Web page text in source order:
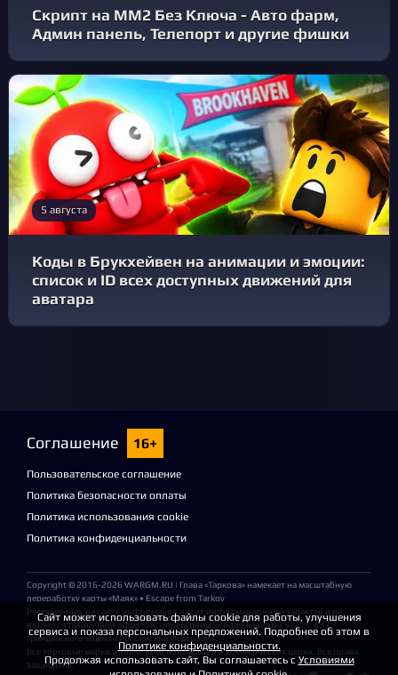
Скрипт на ММ2 Без Ключа - Авто фарм,
Админ панель, Телепорт и другие фишки
5 августа
Коды в Брукхейвен на анимации и эмоции:
список и ID всех доступных движений для
аватара
Соглашение 16+
Пользовательское соглашение
Политика безопасности оплаты
Политика использования cookie
Политика конфиденциальности
Copyright © 2016-2026 WARGM.RU | Глава «Таркова» намекает на масштабную
переработку карты «Маяк» • Escape from Tarkov
Размещенная на сайте информация носит информационный характер и не
является публичной офертой, определяемой положениями ч. 2 ст. 437
Гражданского кодекса Российской Федерации.
Все торговые марки и знаки не используются в коммерческих целях. Все права
защищены.
Сайт может использовать файлы cookie для работы, улучшения
сервиса и показа персональных предложений. Подробнее об этом в
Политике конфиденциальности.
Продолжая использовать сайт, Вы соглашаетесь с Условиями